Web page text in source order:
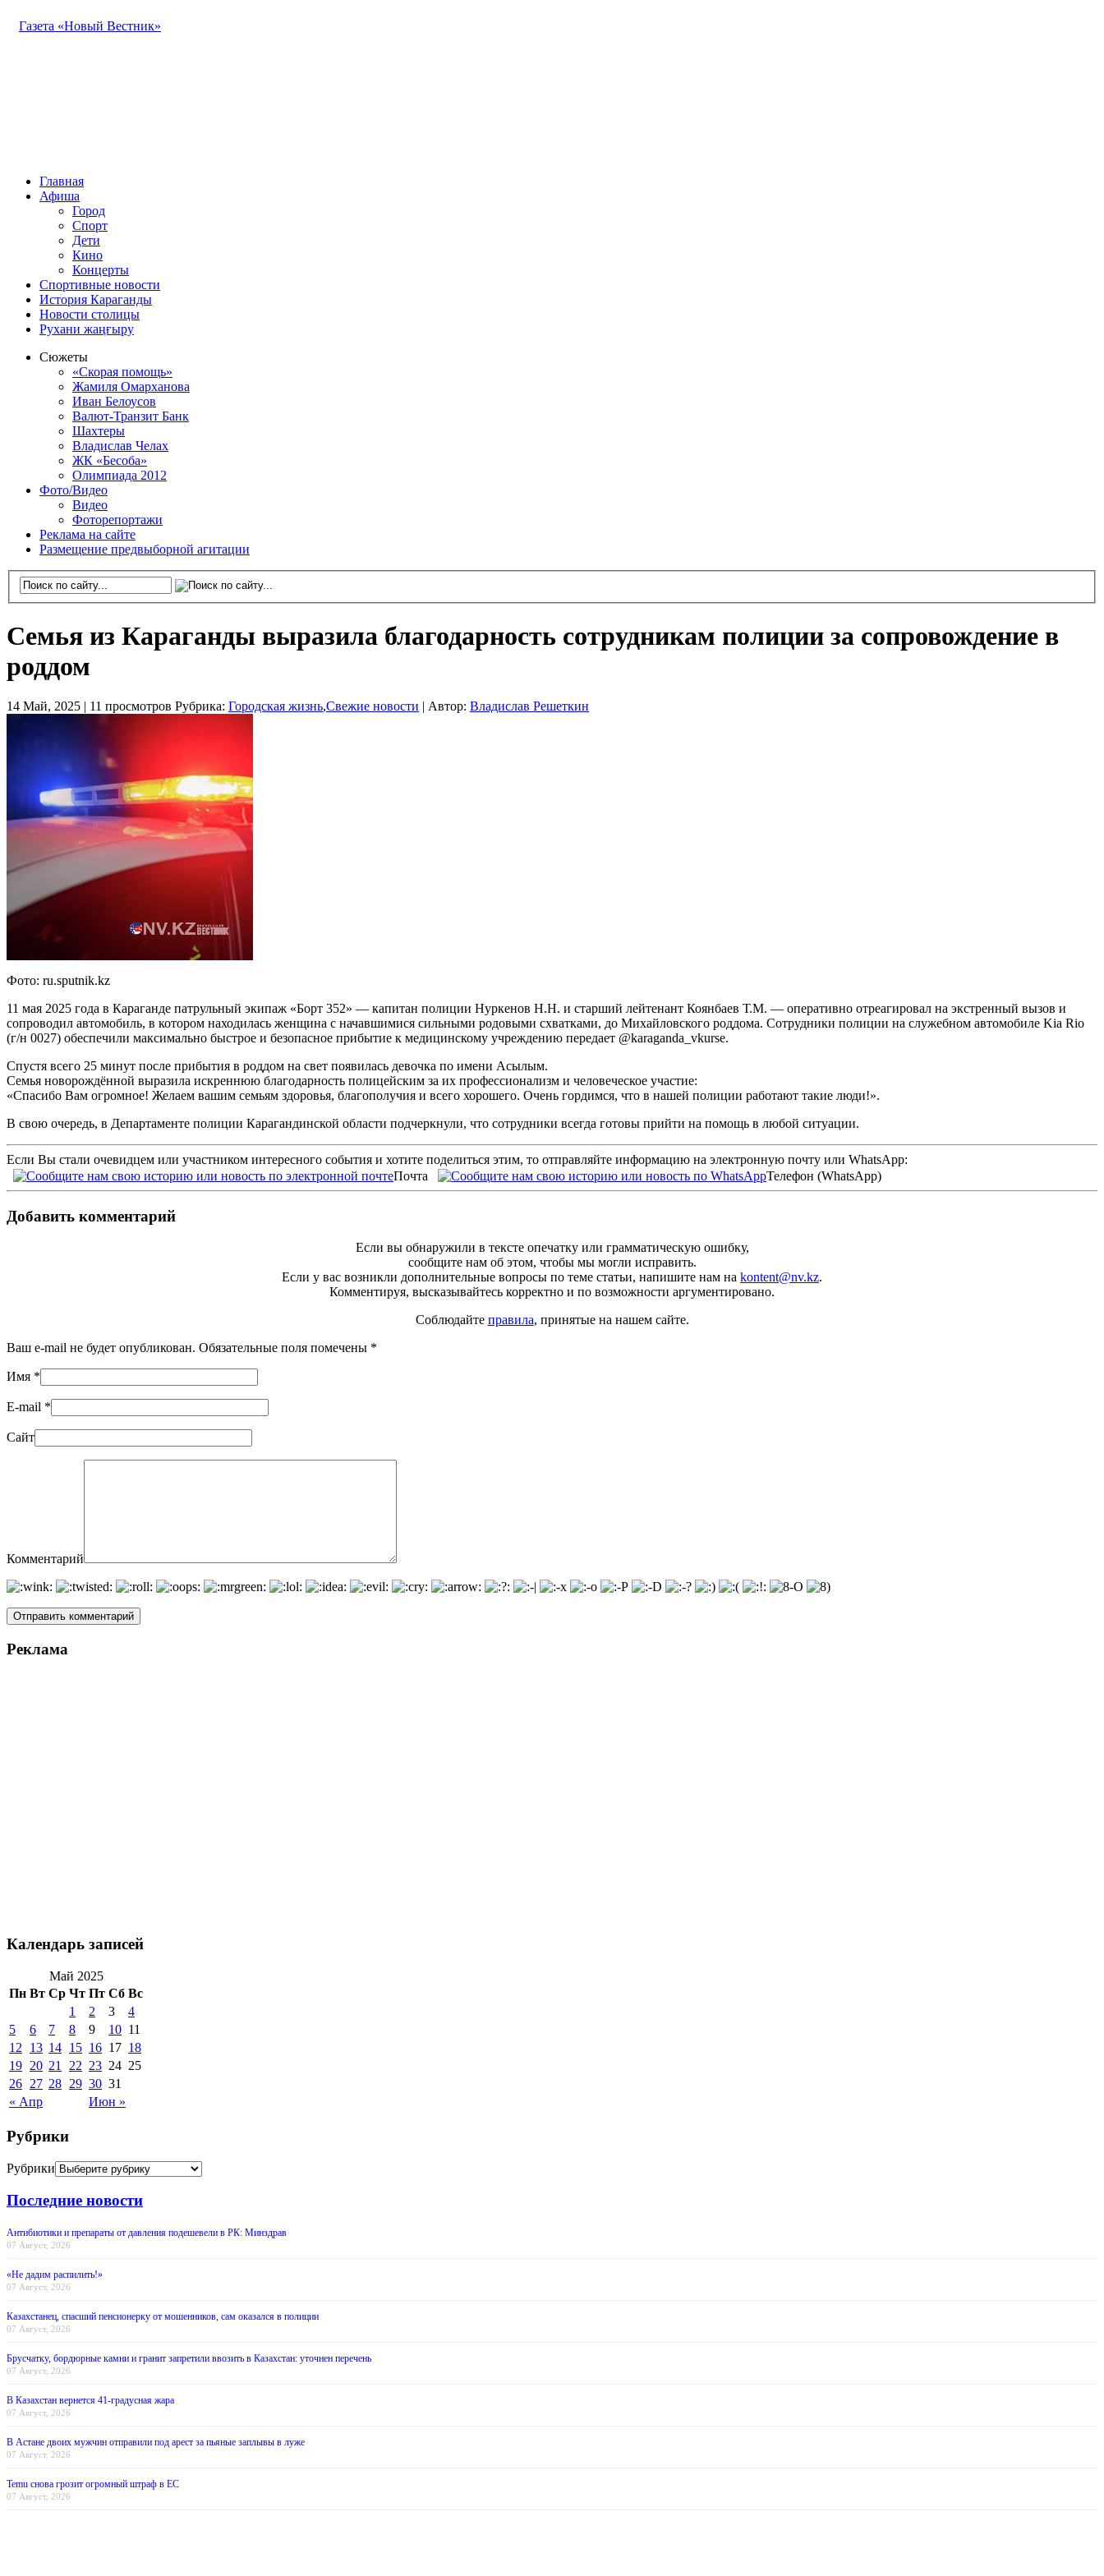
Газета «Новый Вестник»
Главная
Афиша
Город
Спорт
Дети
Кино
Концерты
Спортивные новости
История Караганды
Новости столицы
Рухани жаңғыру
Сюжеты
«Скорая помощь»
Жамиля Омарханова
Иван Белоусов
Валют-Транзит Банк
Шахтеры
Владислав Челах
ЖК «Бесоба»
Олимпиада 2012
Фото/Видео
Видео
Фоторепортажи
Реклама на сайте
Размещение предвыборной агитации
Семья из Караганды выразила благодарность сотрудникам полиции за сопровождение в
роддом
14 Май, 2025 | 11 просмотров Рубрика: Городская жизнь,Свежие новости Автор: Владислав Решеткин
Фото: ru.sputnik.kz
11 мая 2025 года в Караганде патрульный экипаж «Борт 352» — капитан полиции Нуркенов Н.Н. и старший лейтенант Коянбаев Т.М. — оперативно отреагировал на экстренный вызов и
сопроводил автомобиль, в котором находилась женщина с начавшимися сильными родовыми схватками, до Михайловского роддома. Сотрудники полиции на служебном автомобиле Kia Rio
(г/н 0027) обеспечили максимально быстрое и безопасное прибытие к медицинскому учреждению передает @karaganda_vkurse.
Спустя всего 25 минут после прибытия в роддом на свет появилась девочка по имени Асылым.
Cемья новорождённой выразила искреннюю благодарность полицейским за их профессионализм и человеческое участие:
«Спасибо Вам огромное! Желаем вашим семьям здоровья, благополучия и всего хорошего. Очень гордимся, что в нашей полиции работают такие люди!».
В свою очередь, в Департаменте полиции Карагандинской области подчеркнули, что сотрудники всегда готовы прийти на помощь в любой ситуации.
Если Вы стали очевидцем или участником интересного события и хотите поделиться этим, то отправляйте информацию на электронную почту или WhatsApp:
Почта
Телефон (WhatsApp)
Добавить комментарий
Если вы обнаружили в тексте опечатку или грамматическую ошибку,
сообщите нам об этом, чтобы мы могли исправить.
Если у вас возникли дополнительные вопросы по теме статьи, напишите нам на kontent@nv.kz.
Комментируя, высказывайтесь корректно и по возможности аргументировано.
Соблюдайте правила, принятые на нашем сайте.
Ваш e-mail не будет опубликован. Обязательные поля помечены *
Имя *
E-mail *
Сайт
Комментарий
Реклама
Календарь записей
Май 2025
Пн Вт Ср Чт Пт Сб Вс
« Апр Июн »
1 2 3
4
5
6 7 8 9 10 11
12
13 14 15 16 17 18
19 20 21 22 23 24 25
26 27 28 29 30 31
Рубрики
Рубрики
Последние новости
Антибиотики и препараты от давления подешевели в РК: Минздрав
07 Август, 2026
«Не дадим распилить!»
07 Август, 2026
Казахстанец, спасший пенсионерку от мошенников, сам оказался в полиции
07 Август, 2026
Брусчатку, бордюрные камни и гранит запретили ввозить в Казахстан: уточнен перечень
07 Август, 2026
В Казахстан вернется 41-градусная жара
07 Август, 2026
В Астане двоих мужчин отправили под арест за пьяные заплывы в луже
07 Август, 2026
Temu снова грозит огромный штраф в ЕС
07 Август, 2026